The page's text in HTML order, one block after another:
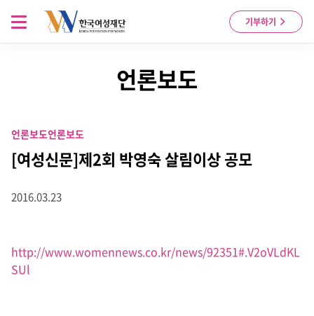
Skip to content
기부하기
메뉴 열기
언론보도
언론보도언론보도
[여성신문]제2회 박영숙 살림이상 공모
2016.03.23
http://www.womennews.co.kr/news/92351#.V2oVLdKL
SUl